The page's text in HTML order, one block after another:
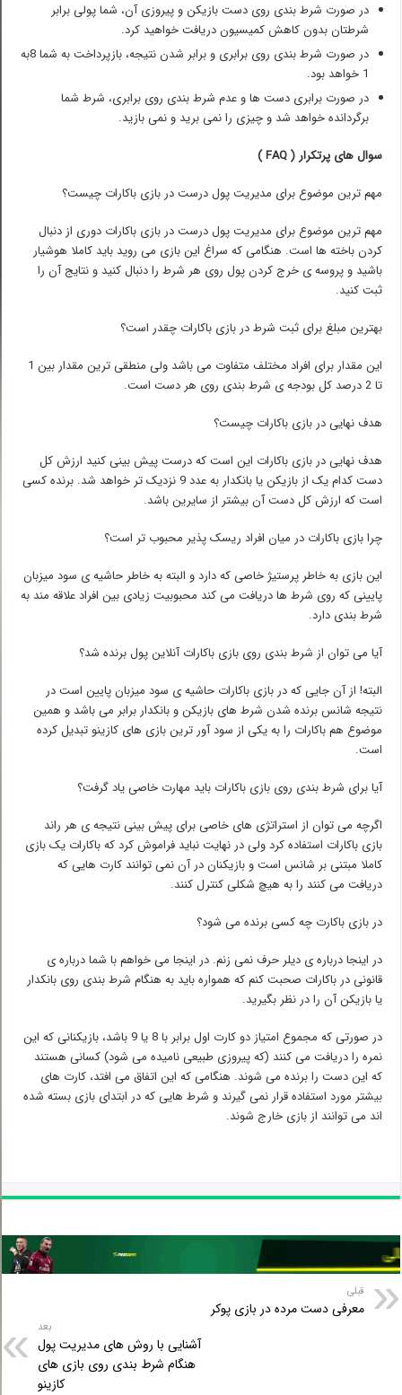
در صورت شرط بندی روی دست بازیکن و پیروزی آن، شما پولی برابر
شرطتان بدون کاهش کمیسیون دریافت خواهید کرد.
در صورت شرط بندی روی برابری و برابر شدن نتیجه، بازپرداخت به شما 8به
در صورت برابری دست ها و عدم شرط بندی روی برابری، شرط شما
برگردانده خواهد شد و چیزی را نمی برید و نمی بازید.
سوال های پرتکرار (FAQ
)
مهم ترین موضوع برای مدیریت پول درست در بازی باکارات چیست؟
مهم ترین موضوع برای مدیریت پول درست در بازی باکارات دوری از دنبال
کردن باخته ها است. هنگامی که سراغ این بازی می روید باید کاملا هوشیار
باشید و پروسه ی خرج کردن پول روی هر شرط را دنبال کنید و نتایج آن را
ثبت کنید.
بهترین مبلغ برای ثبت شرط در بازی باکارات چقدر است؟
این مقدار برای افراد مختلف متفاوت می باشد ولی منطقی ترین مقدار بین 1
هدف نهایی در بازی باکارات چیست؟
هدف نهایی در بازی باکارات این است که درست پیش بینی کنید ارزش کل
دست کدام یک از بازیکن یا بانکدار به عدد 9 نزدیک تر خواهد شد. برنده کسی
است که ارزش کل دست آن بیشتر از سایرین باشد.
چرا بازی باکارات در میان افراد ریسک پذیر محبوب تر است؟
این بازی به خاطر پرستیژ خاصی که دارد و البته به خاطر حاشیه ی سود میزبان
پایینی که روی شرط ها دریافت می کند محبوبیت زیادی بین افراد علاقه مند به
شرط بندی دارد.
آیا می توان از شرط بندی روی بازی باکارات آنلاین پول برنده شد؟
البته! از آن جایی که در بازی باکارات حاشیه ی سود میزبان پایین است در
نتیجه شانس برنده شدن شرط های بازیکن و بانکدار برابر می باشد و همین
موضوع هم باکارات را به یکی از سود آور ترین بازی های کازینو تبدیل کرده
است.
آیا برای شرط بندی روی بازی باکارات باید مهارت خاصی یاد گرفت؟
اگرچه می توان از استراتژی های خاصی برای پیش بینی نتیجه ی هر راند
بازی باکارات استفاده کرد ولی در نهایت نباید فراموش کرد که باکارات یک بازی
کاملا مبتنی بر شانس است و بازیکنان در آن نمی توانند کارت هایی که
دریافت می کنند را به هیچ شکلی کنترل کنند.
در بازی باکارت چه کسی برنده می شود؟
در اینجا درباره ی دیلر حرف نمی زنم. در اینجا می خواهم با شما درباره ی
قانونی در باکارات صحبت کنم که همواره باید به هنگام شرط بندی روی بانکدار
یا بازیکن آن را در نظر بگیرید.
در صورتی که مجموع امتیاز دو کارت اول برابر با 8 یا 9 باشد، بازیکنانی که این
نمره را دریافت می کنند (که پیروزی طبیعی نامیده می شود) کسانی هستند
که این دست را برنده می شوند. هنگامی که این اتفاق می افتد، کارت های
بیشتر مورد استفاده قرار نمی گیرند و شرط هایی که در ابتدای بازی بسته شده
اند می توانند از بازی خارج شوند.
قبلی
معرفی دست مرده در بازی پوکر
آشنایی با روش های مدیریت پول
هنگام شرط بندی روی بازی های
کازینو